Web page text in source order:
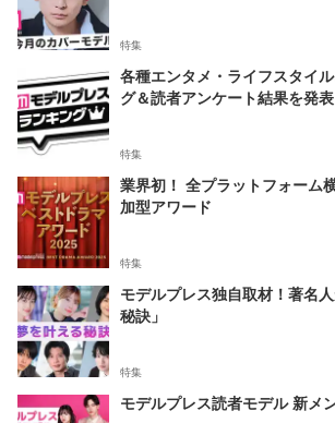
特集
各種エンタメ・ライフスタイ
グ＆読者アンケート結果を発表
特集
業界初！ 全プラットフォーム
加型アワード
特集
モデルプレス独自取材！著名
秘訣」
特集
モデルプレス読者モデル 新メ